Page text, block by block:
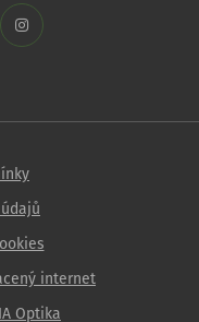
internet
Optika